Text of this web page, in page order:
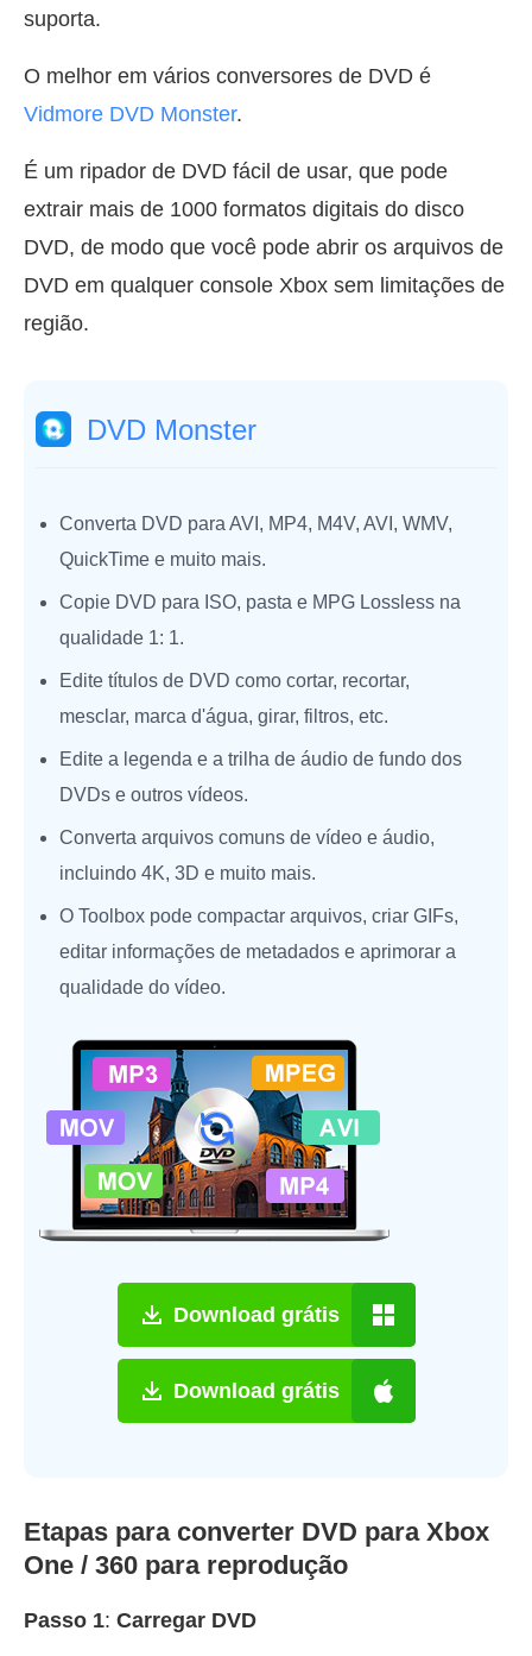
suporta.
O melhor em vários conversores de DVD é
Vidmore DVD Monster.
É um ripador de DVD fácil de usar, que pode
extrair mais de 1000 formatos digitais do disco
DVD, de modo que você pode abrir os arquivos de
DVD em qualquer console Xbox sem limitações de
região.
DVD Monster
Converta DVD para AVI, MP4, M4V, AVI, WMV,
QuickTime e muito mais.
Copie DVD para ISO, pasta e MPG Lossless na
qualidade 1: 1.
Edite títulos de DVD como cortar, recortar,
mesclar, marca d'água, girar, filtros, etc.
Edite a legenda e a trilha de áudio de fundo dos
DVDs e outros vídeos.
Converta arquivos comuns de vídeo e áudio,
incluindo 4K, 3D e muito mais.
O Toolbox pode compactar arquivos, criar GIFs,
editar informações de metadados e aprimorar a
qualidade do vídeo.
Download grátis
Download grátis
Etapas para converter DVD para Xbox
One / 360 para reprodução
Passo 1: Carregar DVD